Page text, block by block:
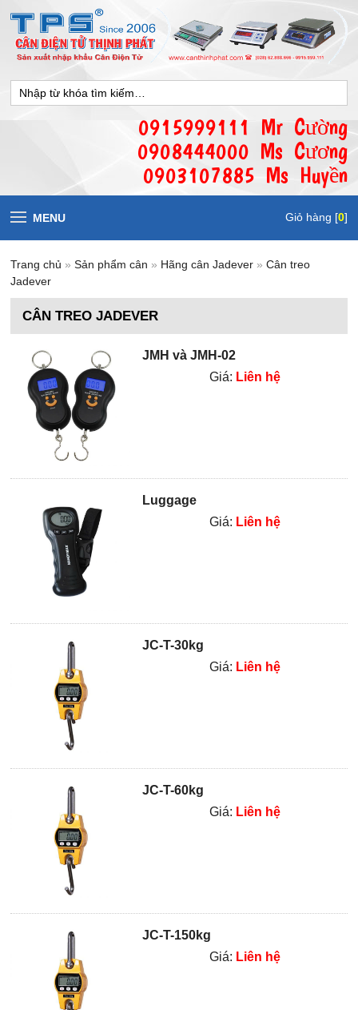
0915999111 Mr Cường
0908444000 Ms Cương
0903107885 Ms Huyền
MENU Giỏ hàng [0]
Trang chủ »Sản phẩm cân » Hãng cân Jadever »Cân treo
Jadever
CÂN TREO JADEVER
JMH và JMH-02
Giá: Liên hệ
Luggage
Giá: Liên hệ
JC-T-30kg
Giá: Liên hệ
JC-T-60kg
Giá: Liên hệ
JC-T-150kg
Giá: Liên hệ